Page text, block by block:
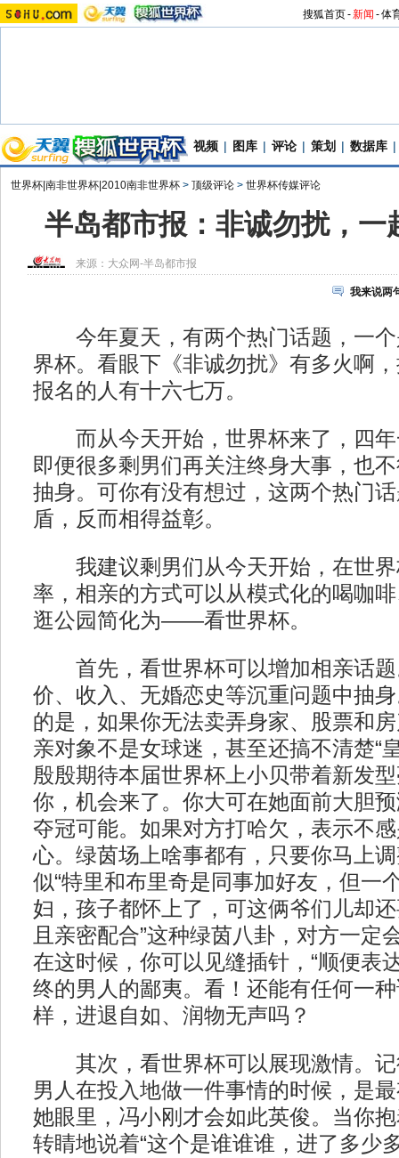
搜狐首页-新闻 -体
视频 | 图库 | 评论 | 策划 | 数据库 |
世界杯|南非世界杯|2010南非世界杯 > 顶级评论 > 世界杯传媒评论
半岛都市报：非诚勿扰，一
来源： 大众网-半岛都市报
我来说两
今年夏天，有两个热门话题，一个
界杯。看眼下《非诚勿扰》有多火啊
报名的人有十六七万。
而从今天开始，世界杯来了，四年
即便很多剩男们再关注终身大事，也
抽身。可你有没有想过，这两个热门
盾，反而相得益彰。
我建议剩男们从今天开始，在世界
率，相亲的方式可以从模式化的喝咖
逛公园简化为——看世界杯。
首先，看世界杯可以增加相亲话题
价、收入、无婚恋史等沉重问题中抽
的是，如果你无法卖弄身家、股票和
亲对象不是女球迷，甚至还搞不清楚“
殷殷期待本届世界杯上小贝带着新发
你，机会来了。你大可在她面前大胆
夺冠可能。如果对方打哈欠，表示不
心。绿茵场上啥事都有，只要你马上
似“特里和布里奇是同事加好友，但一
妇，孩子都怀上了，可这俩爷们儿却
且亲密配合”这种绿茵八卦，对方一定
在这时候，你可以见缝插针，“顺便表
终的男人的鄙夷。看！还能有任何一
样，进退自如、润物无声吗？
其次，看世界杯可以展现激情。记
男人在投入地做一件事情的时候，是
她眼里，冯小刚才会如此英俊。当你
转睛地说着“这个是谁谁谁，进了多少